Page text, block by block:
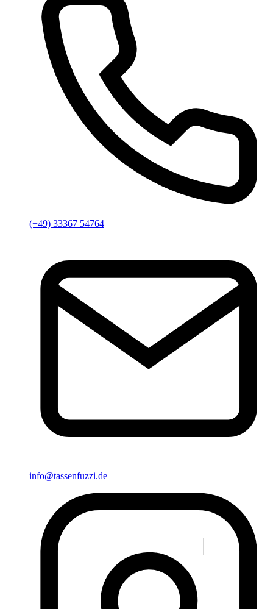
(+49) 33367 54764
info@tassenfuzzi.de